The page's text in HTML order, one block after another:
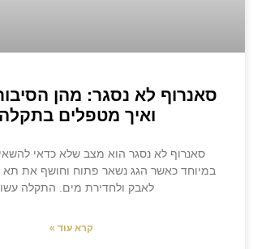
סאנרוף לא נסגר: מהן
ואיך מטפלים
סאנרוף לא נסגר הוא מצב שלא כדאי
במיוחד כאשר הגג נשאר פתוח וחושף את תא
לאבק ולחדירת מים. התקלה
קרא עוד »